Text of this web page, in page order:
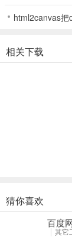
html2canvas把
相关下载
猜你喜欢
百度
其它